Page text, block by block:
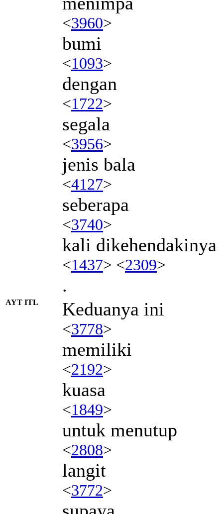
<3960>
bumi
<1093>
dengan
<1722>
segala
<3956>
jenis bala
<4127>
seberapa
<3740>
kali dikehendakinya
<1437> <2309>
.
AYT ITL Keduanya ini
<3778>
memiliki
<2192>
kuasa
<1849>
untuk menutup
<2808>
langit
<3772>